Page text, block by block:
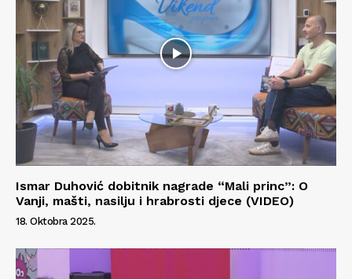
Ismar Duhović dobitnik nagrade “Mali princ”: O
Vanji, mašti, nasilju i hrabrosti djece (VIDEO)
18. Oktobra 2025.